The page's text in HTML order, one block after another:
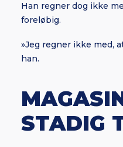
Han regner dog ikke
foreløbig.
»Jeg regner ikke med,
han.
STADIG